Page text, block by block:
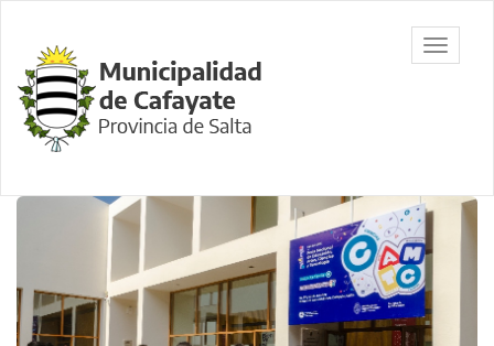
contenido
principal
Municipalidad
de Cafayate,
Salta
barra
Contenido
principal